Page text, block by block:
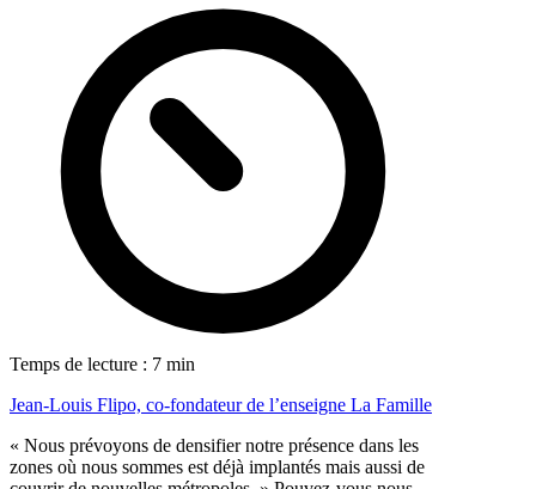
Temps de lecture : 7 min
Jean-Louis Flipo, co-fondateur de l’enseigne La Famille
« Nous prévoyons de densifier notre présence dans les
zones où nous sommes est déjà implantés mais aussi de